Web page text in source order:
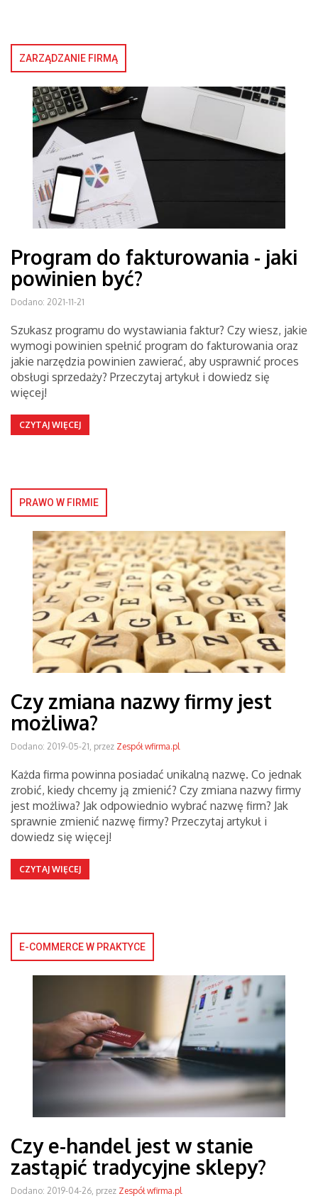
ZARZĄDZANIE FIRMĄ
Program do fakturowania - jaki
powinien być?
Dodano: 2021-11-21
Szukasz programu do wystawiania faktur? Czy wiesz, jakie
wymogi powinien spełnić program do fakturowania oraz
jakie narzędzia powinien zawierać, aby usprawnić proces
obsługi sprzedaży? Przeczytaj artykuł i dowiedz się
więcej!
CZYTAJ WIĘCEJ
PRAWO W FIRMIE
Czy zmiana nazwy firmy jest
możliwa?
Dodano: 2019-05-21, przez Zespół wfirma.pl
Każda firma powinna posiadać unikalną nazwę. Co jednak
zrobić, kiedy chcemy ją zmienić? Czy zmiana nazwy firmy
jest możliwa? Jak odpowiednio wybrać nazwę firm? Jak
sprawnie zmienić nazwę firmy? Przeczytaj artykuł i
dowiedz się więcej!
CZYTAJ WIĘCEJ
E-COMMERCE W PRAKTYCE
Czy e-handel jest w stanie
zastąpić tradycyjne sklepy?
Dodano: 2019-04-26, przez Zespół wfirma.pl